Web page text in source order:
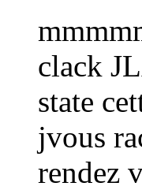
clack
state
jvous
rendez